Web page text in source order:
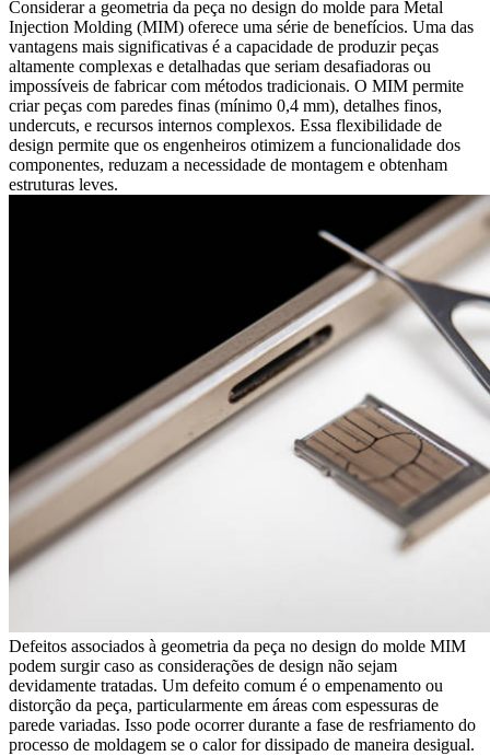
Considerar a geometria da peça no design do molde para Metal
Injection Molding (MIM) oferece uma série de benefícios. Uma das
vantagens mais significativas é a capacidade de produzir peças
altamente complexas e detalhadas que seriam desafiadoras ou
impossíveis de fabricar com métodos tradicionais. O MIM permite
criar peças com paredes finas (mínimo 0,4 mm), detalhes finos,
undercuts, e recursos internos complexos. Essa flexibilidade de
design permite que os engenheiros otimizem a funcionalidade dos
componentes, reduzam a necessidade de montagem e obtenham
estruturas leves.
Defeitos associados à geometria da peça no design do molde MIM
podem surgir caso as considerações de design não sejam
devidamente tratadas. Um defeito comum é o empenamento ou
distorção da peça, particularmente em áreas com espessuras de
parede variadas. Isso pode ocorrer durante a fase de resfriamento do
processo de moldagem se o calor for dissipado de maneira desigual.